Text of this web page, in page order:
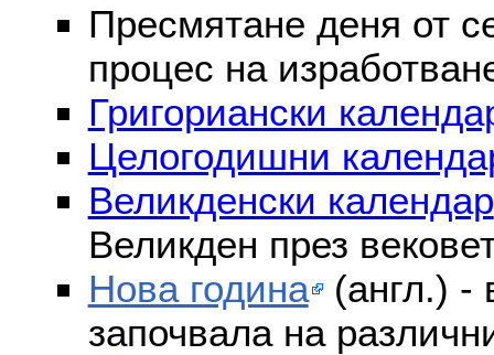
Пресмятане деня от
процес на
Григориански
Целогодишни
Великденски календар
Великден през
Нова година (англ.) -
започвала на